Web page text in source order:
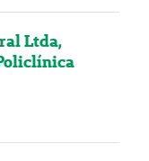
Ltda,